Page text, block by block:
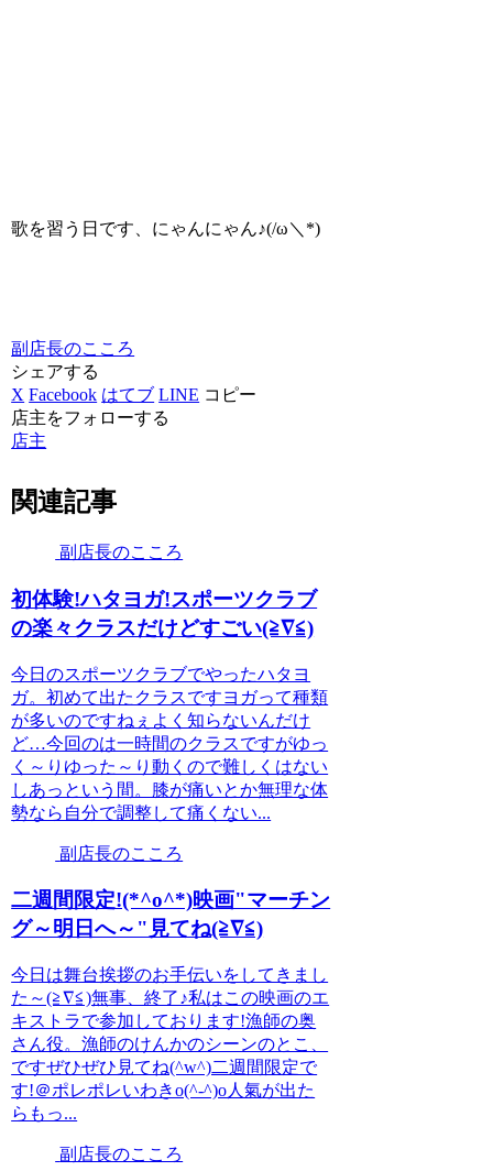
歌を習う日です、にゃんにゃん♪(/ω＼*)
副店長のこころ
シェアする
X Facebook はてブ LINE コピー
店主をフォローする
店主
関連記事
副店長のこころ
初体験!ハタヨガ!スポーツクラブ
の楽々クラスだけどすごい(≧∇≦)
今日のスポーツクラブでやったハタヨ
ガ。初めて出たクラスですヨガって種類
が多いのですねぇよく知らないんだけ
ど…今回のは一時間のクラスですがゆっ
く～りゆった～り動くので難しくはない
しあっという間。膝が痛いとか無理な体
勢なら自分で調整して痛くない...
副店長のこころ
二週間限定!(*^o^*)映画"マーチン
グ～明日へ～"見てね(≧∇≦)
今日は舞台挨拶のお手伝いをしてきまし
た～(≧∇≦)無事、終了♪私はこの映画のエ
キストラで参加しております!漁師の奥
さん役。漁師のけんかのシーンのとこ、
ですぜひぜひ見てね(^w^)二週間限定で
す!＠ポレポレいわきo(^-^)o人氣が出た
らもっ...
副店長のこころ